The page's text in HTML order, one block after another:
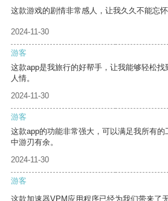
这款游戏的剧情非常感人，让我久久不能忘怀
2024-11-30
游客
这款app是我旅行的好帮手，让我能够轻松
人情。
2024-11-30
游客
这款app的功能非常强大，可以满足我所有
中游刃有余。
2024-11-30
游客
这款加速器VPM应用程序已经为我们带来了